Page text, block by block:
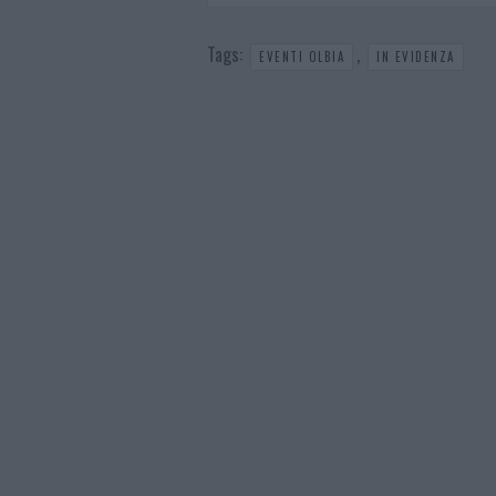
Tags: EVENTI OLBIA , IN EVIDENZA